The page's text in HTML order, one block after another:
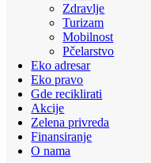
Zdravlje
Turizam
Mobilnost
Pčelarstvo
Eko adresar
Eko pravo
Gde reciklirati
Akcije
Zelena privreda
Finansiranje
O nama